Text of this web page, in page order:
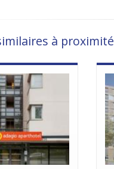
à proximité